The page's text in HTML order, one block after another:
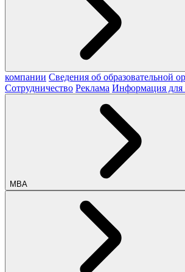
компании Сведения об образовательной
Сотрудничество Реклама Информация
МВА